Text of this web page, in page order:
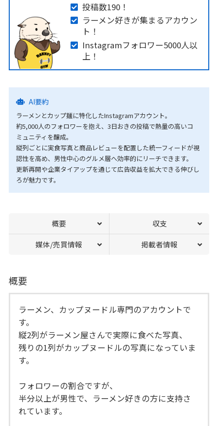
投稿数190！
ラーメン好きが集まるアカウン
ト！
Instagramフォロワー5000人以
上！
AI要約
ラーメンとカップ麺に特化したInstagramアカウント。
約5,000人のフォロワーを抱え、3日おきの投稿で熱量の高いコ
ミュニティを醸成。
縦列ごとに実食写真と商品レビューを配置した統一フィードが視
認性を高め、男性中心のグルメ層へ効率的にリーチできます。
更新再開や企業タイアップを通じて広告収益を拡大できる伸びし
ろが魅力です。
概要 収支
媒体/売買情報 掲載者情報
概要
ラーメン、カップヌードル専門のアカウントで
す。
縦2列がラーメン屋さんで実際に食べた写真、
残りの1列がカップヌードルの写真になっていま
す。
フォロワーの割合ですが、
半分以上が男性で、ラーメン好きの方に支持さ
れています。